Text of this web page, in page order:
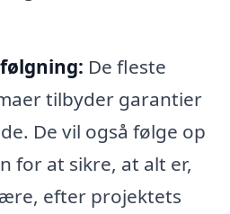
De fleste
tilbyder garantier
De vil også følge op
for at sikre, at alt er,
efter projektets